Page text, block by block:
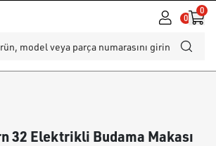
0
0
32 Elektrikli Budama Makası